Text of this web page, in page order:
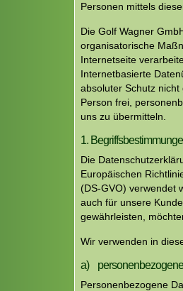
Personen mittels
Die Golf Wagner
organisatorische
Internetseite
Internetbasierte
absoluter Schutz
Person frei,
uns zu übermitteln.
1.
Die
Europäischen
(DS-GVO) verwendet
auch für unsere
gewährleisten,
Wir verwenden in
a)
Personenbezogene